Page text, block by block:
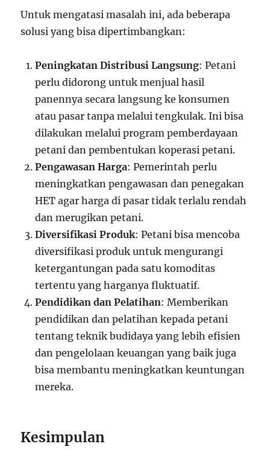
Untuk mengatasi masalah ini, ada beberapa
solusi yang bisa dipertimbangkan:
Peningkatan Distribusi Langsung: Petani
perlu didorong untuk menjual hasil
panennya secara langsung ke konsumen
atau pasar tanpa melalui tengkulak. Ini bisa
dilakukan melalui program pemberdayaan
petani dan pembentukan koperasi petani.
Pengawasan Harga: Pemerintah perlu
meningkatkan pengawasan dan penegakan
HET agar harga di pasar tidak terlalu rendah
dan merugikan petani.
Diversifikasi Produk: Petani bisa mencoba
diversifikasi produk untuk mengurangi
ketergantungan pada satu komoditas
tertentu yang harganya fluktuatif.
Pendidikan dan Pelatihan: Memberikan
pendidikan dan pelatihan kepada petani
tentang teknik budidaya yang lebih efisien
dan pengelolaan keuangan yang baik juga
bisa membantu meningkatkan keuntungan
mereka.
Kesimpulan